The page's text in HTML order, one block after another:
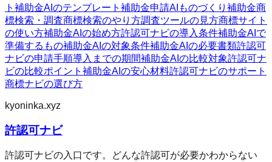
ト 補助金AIのテンプレート 補助金申請AI ものづくり補助金商
標検索・調査商標検索のやり方調査ツールの見方商標サイト
の使い方補助金AIの始め方許認可ナビの導入条件補助金AIで
準備するもの補助金AIの対象条件補助金AIの必要書類許認可
ナビの申請手順導入までの期間補助金AIの比較対象許認可ナ
ビの比較ポイント 補助金AIの安心材料許認可ナビのサポート
商標ナビの選び方
kyoninka.xyz
許認可ナビ
許認可ナビの入口です。どんな許認可が必要かわからない